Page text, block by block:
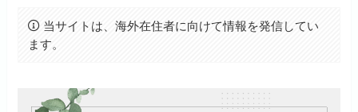
当サイトは、海外在住者に向けて情報を発信してい
ます。